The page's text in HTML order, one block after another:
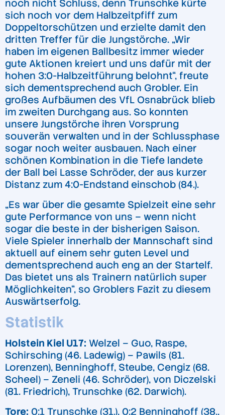
noch nicht Schluss, denn Trunschke kürte
sich noch vor dem Halbzeitpfiff zum
Doppeltorschützen und erzielte damit den
dritten Treffer für die Jungstörche. „Wir
haben im eigenen Ballbesitz immer wieder
gute Aktionen kreiert und uns dafür mit der
hohen 3:0-Halbzeitführung belohnt“, freute
sich dementsprechend auch Grobler. Ein
großes Aufbäumen des VfL Osnabrück blieb
im zweiten Durchgang aus. So konnten
unsere Jungstörche ihren Vorsprung
souverän verwalten und in der Schlussphase
sogar noch weiter ausbauen. Nach einer
schönen Kombination in die Tiefe landete
der Ball bei Lasse Schröder, der aus kurzer
Distanz zum 4:0-Endstand einschob (84.).
„Es war über die gesamte Spielzeit eine sehr
gute Performance von uns – wenn nicht
sogar die beste in der bisherigen Saison.
Viele Spieler innerhalb der Mannschaft sind
aktuell auf einem sehr guten Level und
dementsprechend auch eng an der Startelf.
Das bietet uns als Trainern natürlich super
Möglichkeiten“, so Groblers Fazit zu diesem
Auswärtserfolg.
Statistik
Holstein Kiel U17: Welzel – Guo, Raspe,
Schirsching (46. Ladewig) – Pawils (81.
Lorenzen), Benninghoff, Steube, Cengiz (68.
Scheel) – Zeneli (46. Schröder), von Diczelski
(81. Friedrich), Trunschke (62. Darwich).
Tore: 0:1 Trunschke (31.), 0:2 Benninghoff (38.,